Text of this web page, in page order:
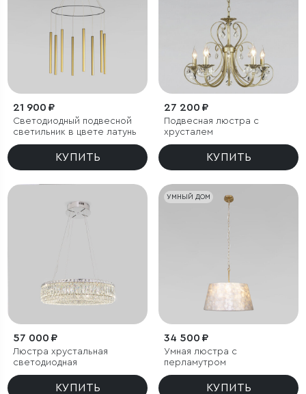
21 900 ₽
Светодиодный подвесной
светильник в цвете латунь
КУПИТЬ
27 200 ₽
Подвесная люстра с
хрусталем
КУПИТЬ
57 000 ₽
Люстра хрустальная
светодиодная
КУПИТЬ
УМНЫЙ ДОМ
34 500 ₽
Умная люстра с
перламутром
КУПИТЬ